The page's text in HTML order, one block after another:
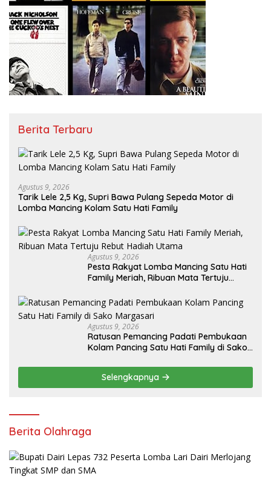
Berita Terbaru
Agustus 9, 2026
Tarik Lele 2,5 Kg, Supri Bawa Pulang Sepeda Motor di
Lomba Mancing Kolam Satu Hati Family
Agustus 9, 2026
Pesta Rakyat Lomba Mancing Satu Hati
Family Meriah, Ribuan Mata Tertuju
Agustus 9, 2026
Ratusan Pemancing Padati Pembukaan
Kolam Pancing Satu Hati Family di Sako
Selengkapnya
Berita Olahraga